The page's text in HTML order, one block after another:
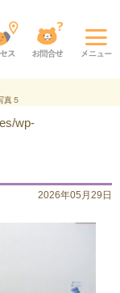
真５
wp-
2026年05月29日